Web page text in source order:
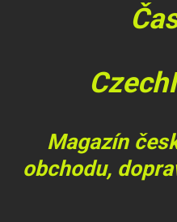
Magazín
obchodu,